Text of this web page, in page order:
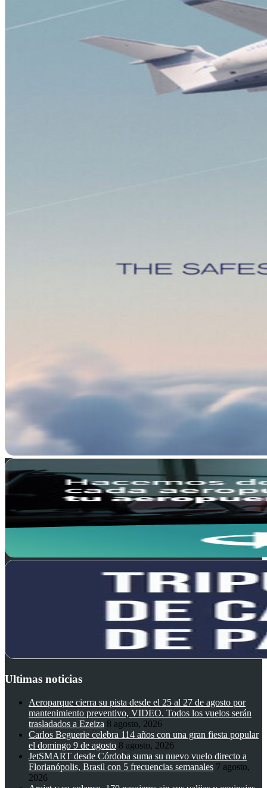
Ultimas noticias
Aeroparque cierra su pista desde el 25 al 27 de agosto por
mantenimiento preventivo, VIDEO. Todos los vuelos serán
trasladados a Ezeiza 8 agosto, 2026
Carlos Beguerie celebra 114 años con una gran fiesta popular
el domingo 9 de agosto 8 agosto, 2026
JetSMART desde Córdoba suma su nuevo vuelo directo a
Florianópolis, Brasil con 5 frecuencias semanales 7 agosto,
2026